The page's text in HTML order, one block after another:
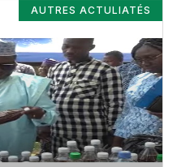
AUTRES ACTULIATÉS